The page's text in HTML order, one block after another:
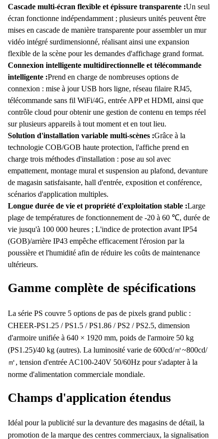
Cascade multi-écran flexible et épissure transparente :Un seul
écran fonctionne indépendamment ; plusieurs unités peuvent être
mises en cascade de manière transparente pour assembler un mur
vidéo intégré surdimensionné, réalisant ainsi une expansion
flexible de la scène pour les demandes d'affichage grand format.
Connexion intelligente multidirectionnelle et télécommande
intelligente :Prend en charge de nombreuses options de
connexion : mise à jour USB hors ligne, réseau filaire RJ45,
télécommande sans fil WiFi/4G, entrée APP et HDMI, ainsi que
contrôle cloud pour obtenir une gestion de contenu en temps réel
sur plusieurs appareils à tout moment et en tout lieu.
Solution d'installation variable multi-scènes :Grâce à la
technologie COB/GOB haute protection, l'affiche prend en
charge trois méthodes d'installation : pose au sol avec
empattement, montage mural et suspension au plafond, devanture
de magasin satisfaisante, hall d'entrée, exposition et conférence,
scénarios d'application multiples.
Longue durée de vie et propriété d'exploitation stable :Large
plage de températures de fonctionnement de -20 à 60 ℃, durée de
vie jusqu'à 100 000 heures ; L'indice de protection avant IP54
(GOB)/arrière IP43 empêche efficacement l'érosion par la
poussière et l'humidité afin de réduire les coûts de maintenance
ultérieurs.
Gamme complète de spécifications
La série PS couvre 5 options de pas de pixels grand public :
CHEER-PS1.25 / PS1.5 / PS1.86 / PS2 / PS2.5, dimension
d'armoire unifiée à 640 × 1920 mm, poids de l'armoire 50 kg
(PS1.25)/40 kg (autres). La luminosité varie de 600cd/㎡~800cd/
㎡, tension d'entrée AC100-240V 50/60Hz pour s'adapter à la
norme d'alimentation commerciale mondiale.
Champs d'application étendus
Idéal pour la publicité sur la devanture des magasins de détail, la
promotion de la marque des centres commerciaux, la signalisation